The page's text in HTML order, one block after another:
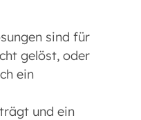
sind für
gelöst, oder
ein
und ein